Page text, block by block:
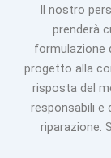
Il nostro
prenderà
formulazione
progetto alla
risposta del
responsabili e
riparazione.